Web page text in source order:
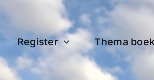
Register Thema